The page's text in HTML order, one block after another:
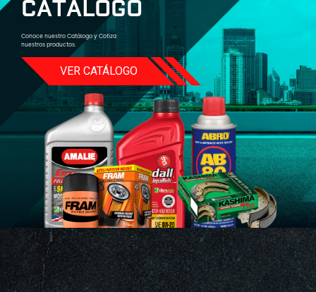
CATÁLOGO
Conoce nuestro Catálogo y Cotiza
nuestros productos.
VER CATÁLOGO